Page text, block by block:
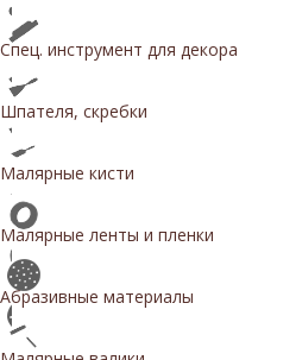
Спец. инструмент для декора
Шпателя, скребки
Малярные кисти
Малярные ленты и пленки
Абразивные материалы